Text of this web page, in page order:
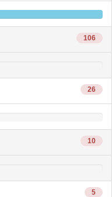
106
26
10
5